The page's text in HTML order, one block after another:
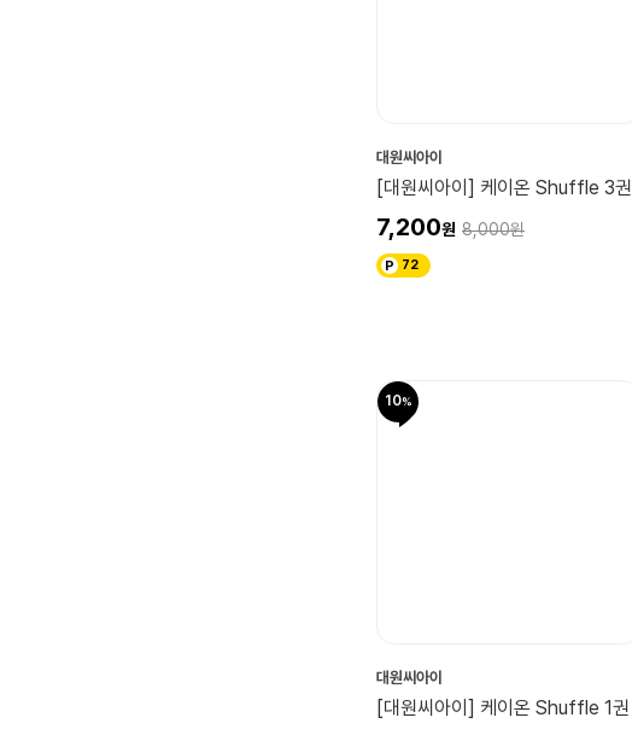
대원씨아이
[대원씨아이] 케이온 Shuffle 3권
7,200 8,000
72
10
대원씨아이
[대원씨아이] 케이온 Shuffle 1권